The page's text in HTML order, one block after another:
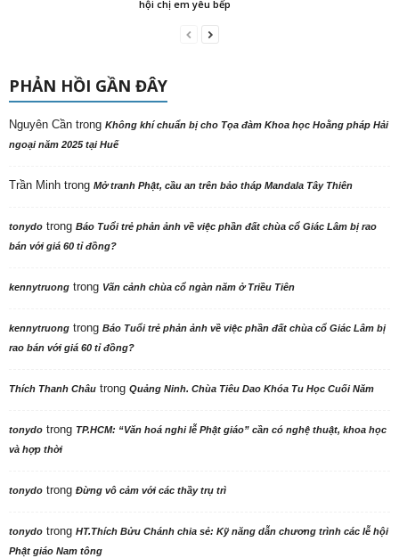
hội chị em yêu bếp
PHẢN HỒI GẦN ĐÂY
Nguyên Cần trong Không khí chuẩn bị cho Tọa đàm Khoa học Hoằng pháp Hải
ngoại năm 2025 tại Huế
Trần Minh trong Mở tranh Phật, cầu an trên bảo tháp Mandala Tây Thiên
tonydo trong Báo Tuổi trẻ phản ảnh về việc phần đất chùa cổ Giác Lâm bị rao
bán với giá 60 tỉ đồng?
kennytruong trong Vãn cảnh chùa cổ ngàn năm ở Triều Tiên
kennytruong trong Báo Tuổi trẻ phản ảnh về việc phần đất chùa cổ Giác Lâm bị
rao bán với giá 60 tỉ đồng?
Thích Thanh Châu trong Quảng Ninh. Chùa Tiêu Dao Khóa Tu Học Cuối Năm
tonydo trong TP.HCM: “Văn hoá nghi lễ Phật giáo” cần có nghệ thuật, khoa học
và hợp thời
tonydo trong Đừng vô cảm với các thầy trụ trì
tonydo trong HT.Thích Bửu Chánh chia sẻ: Kỹ năng dẫn chương trình các lễ hội
Phật giáo Nam tông